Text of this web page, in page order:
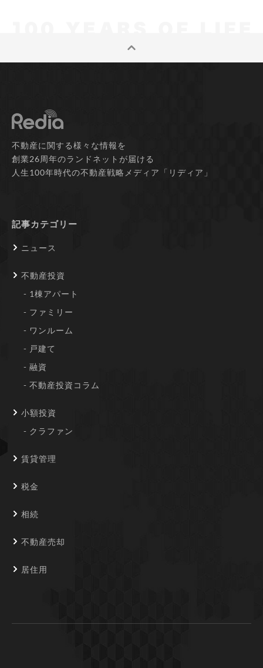
不動産に関する様々な情報を
創業26周年のランドネットが届ける
人生100年時代の不動産戦略メディア「リディア」
記事カテゴリー
ニュース
不動産投資
1棟アパート
ファミリー
ワンルーム
戸建て
融資
不動産投資コラム
小額投資
クラファン
賃貸管理
税金
相続
不動産売却
居住用